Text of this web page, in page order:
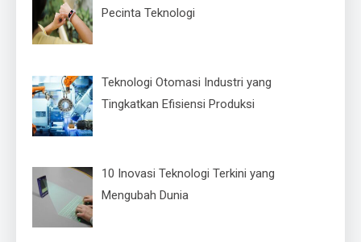
Pecinta Teknologi
Teknologi Otomasi Industri yang
Tingkatkan Efisiensi Produksi
10 Inovasi Teknologi Terkini yang
Mengubah Dunia